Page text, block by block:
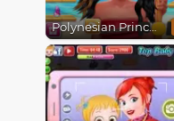
Polynesian Princess Real Haircuts